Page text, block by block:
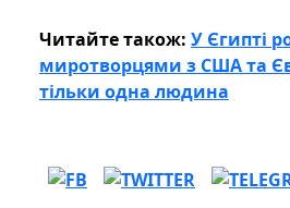
Читайте також: У Єгипті
миротворцями з США та
тільки одна людина